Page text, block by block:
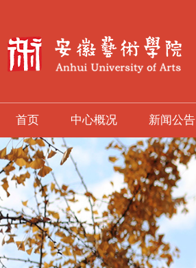
首页 中心概况 新闻公告